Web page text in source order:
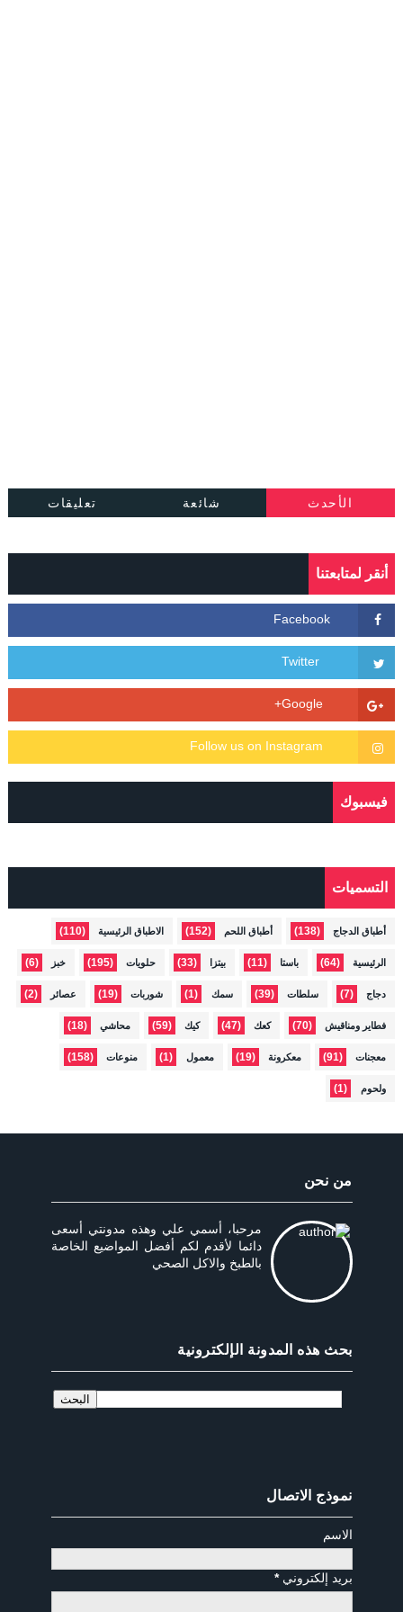
الأحدث شائعة تعليقات
أنقر لمتابعتنا
فيسبوك
التسميات
أطباق الدجاج (138) أطباق اللحم (152) الاطباق الرئيسية (110)
الرئيسية (64) باستا (11) بيتزا (33) حلويات (195) خبز (6)
دجاج (7) سلطات (39) سمك (1) شوربات (19) عصائر (2)
فطاير ومناقيش (70) كعك (47) كيك (59) محاشي (18)
معجنات (91) معكرونة (19) معمول (1) منوعات (158)
ولحوم (1)
من نحن
مرحبا، أسمي علي وهذه مدونتي أسعى
دائما لأقدم لكم أفضل المواضيع الخاصة
بالطبخ والاكل الصحي
بحث هذه المدونة الإلكترونية
نموذج الاتصال
الاسم
بريد إلكتروني*